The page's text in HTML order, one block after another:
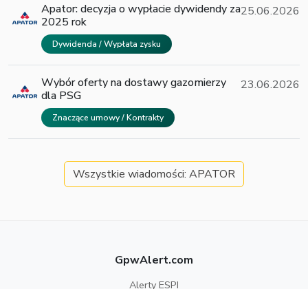
Apator: decyzja o wypłacie dywidendy za
2025 rok
Dywidenda / Wypłata zysku
25.06.2026
Wybór oferty na dostawy gazomierzy
dla PSG
Znaczące umowy / Kontrakty
23.06.2026
Wszystkie wiadomości: APATOR
GpwAlert.com
Alerty ESPI